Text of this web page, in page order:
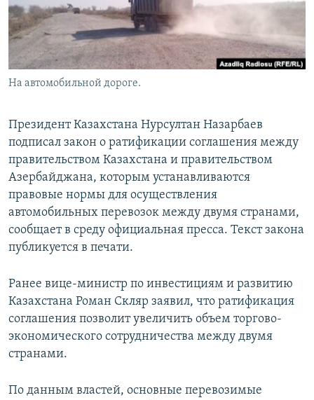
На автомобильной дороге.
Президент Казахстана Нурсултан Назарбаев
подписал закон о ратификации соглашения между
правительством Казахстана и правительством
Азербайджана, которым устанавливаются
правовые нормы для осуществления
автомобильных перевозок между двумя странами,
сообщает в среду официальная пресса. Текст закона
публикуется в печати.
Ранее вице-министр по инвестициям и развитию
Казахстана Роман Скляр заявил, что ратификация
соглашения позволит увеличить объем торгово-
экономического сотрудничества между двумя
странами.
По данным властей, основные перевозимые